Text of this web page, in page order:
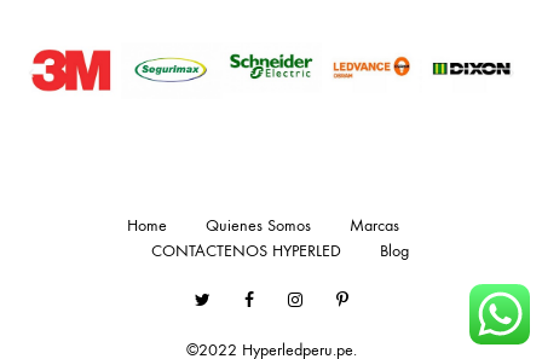
©2022 Hyperledperu.pe.
Home Quienes Somos
Marcas
CONTACTENOS HYPERLED
Blog
TwitterFacebookInstagramPinterest